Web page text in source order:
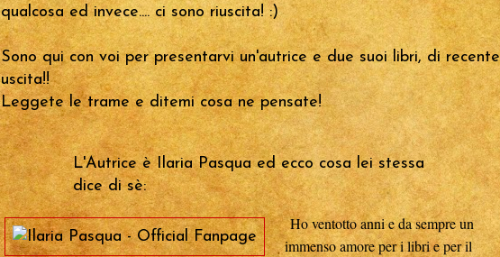
qualcosa ed invece.... ci sono riuscita! :)
Sono qui con voi per presentarvi un'autrice e due suoi libri, di recente
uscita!!
Leggete le trame e ditemi cosa ne pensate!
L'Autrice è Ilaria Pasqua ed ecco cosa lei stessa
dice di sè:
Ho ventotto anni e da sempre un
immenso amore per i libri e per il